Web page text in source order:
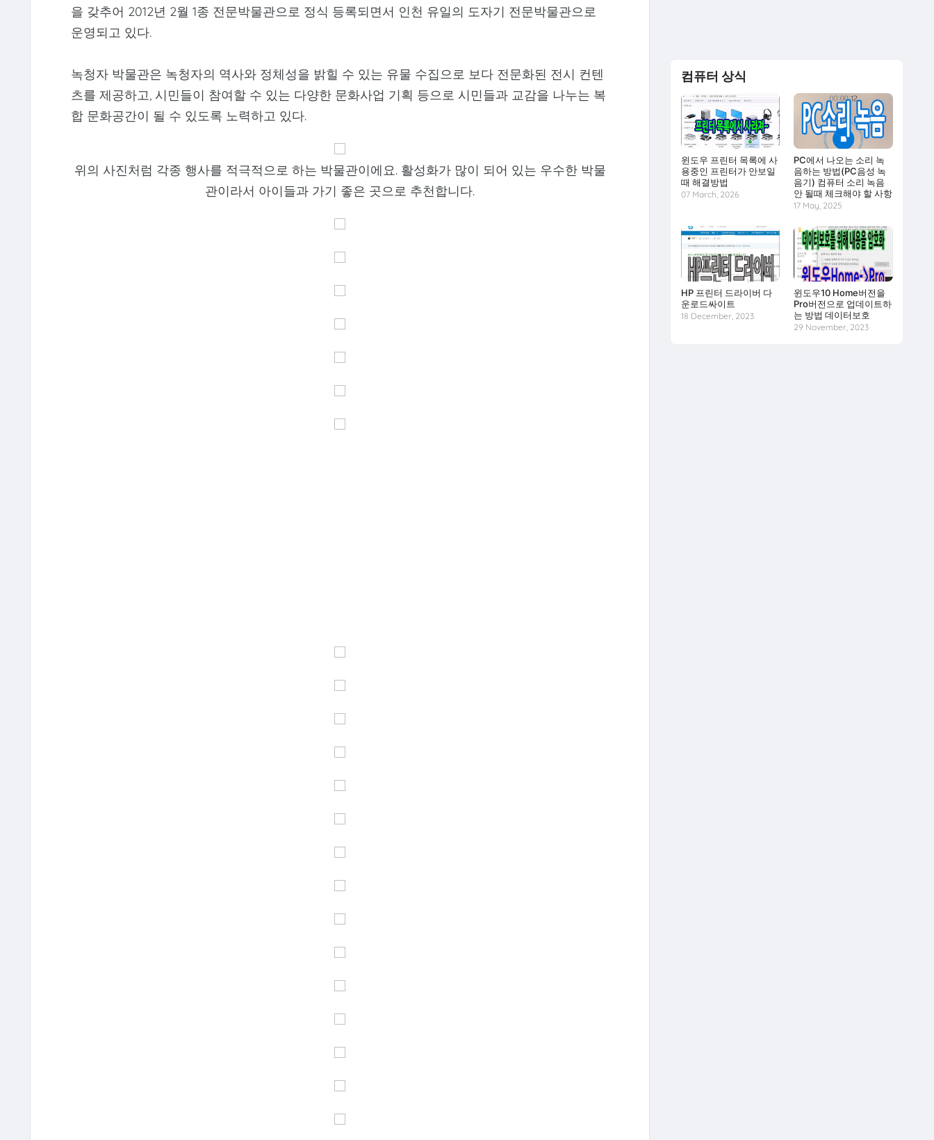
을 갖추어 2012년 2월 1종 전문박물관으로 정식 등록되면서 인천 유일의 도자기 전문박물관으로
운영되고 있다.
녹청자 박물관은 녹청자의 역사와 정체성을 밝힐 수 있는 유물 수집으로 보다 전문화된 전시 컨텐
츠를 제공하고, 시민들이 참여할 수 있는 다양한 문화사업 기획 등으로 시민들과 교감을 나누는 복
합 문화공간이 될 수 있도록 노력하고 있다.
위의 사진처럼 각종 행사를 적극적으로 하는 박물관이에요. 활성화가 많이 되어 있는 우수한 박물
관이라서 아이들과 가기 좋은 곳으로 추천합니다.
컴퓨터 상식
윈도우 프린터 목록에 사
용중인 프린터가 안보일
때 해결방법
07 March, 2026
PC에서 나오는 소리 녹
음하는 방법(PC음성 녹
음기) 컴퓨터 소리 녹음
안 될때 체크해야 할 사항
17 May, 2025
HP 프린터 드라이버 다
운로드싸이트
18 December, 2023
윈도우10 Home버전을
Pro버전으로 업데이트하
는 방법 데이터보호
29 November, 2023